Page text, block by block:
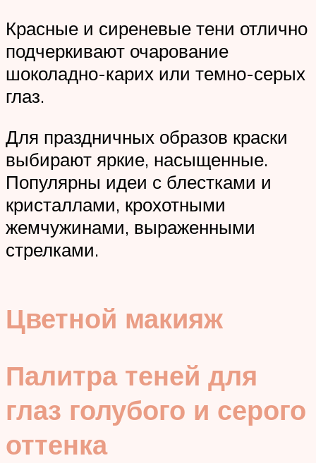
Красные и сиреневые тени отлично
подчеркивают очарование
шоколадно-карих или темно-серых
глаз.
Для праздничных образов краски
выбирают яркие, насыщенные.
Популярны идеи с блестками и
кристаллами, крохотными
жемчужинами, выраженными
стрелками.
Цветной макияж
Палитра теней для
глаз голубого и серого
оттенка